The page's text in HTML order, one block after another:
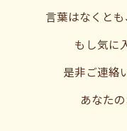
言葉はなくと
もし気に
是非ご連絡
あなた